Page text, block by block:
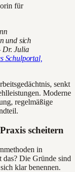
für
und sich
Dr. Julia
Schulportal,
senkt
Moderne
regelmäßige
scheitern
in
das? Die Gründe sind
klar benennen.